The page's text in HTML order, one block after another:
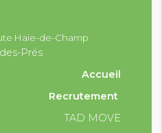
Haie-de-Champ
Prés
Accueil
Recrutement
TAD MOVE